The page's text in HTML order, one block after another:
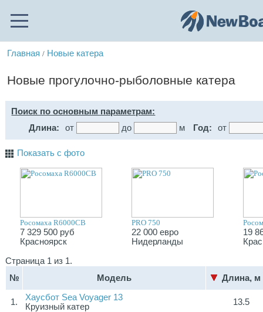
Главная / Новые катера
Новые прогулочно-рыболовные катера
Поиск по основным параметрам:
Длина:
от до м Год: от
Показать с фото
Росомаха R6000СВ
7 329 500 руб
Красноярск
PRO 750
22 000 евро
Нидерланды
19
Страница 1 из 1.
№
Модель Длина,
1.
Хаусбот Sea Voyager 13
Круизный катер
13.5